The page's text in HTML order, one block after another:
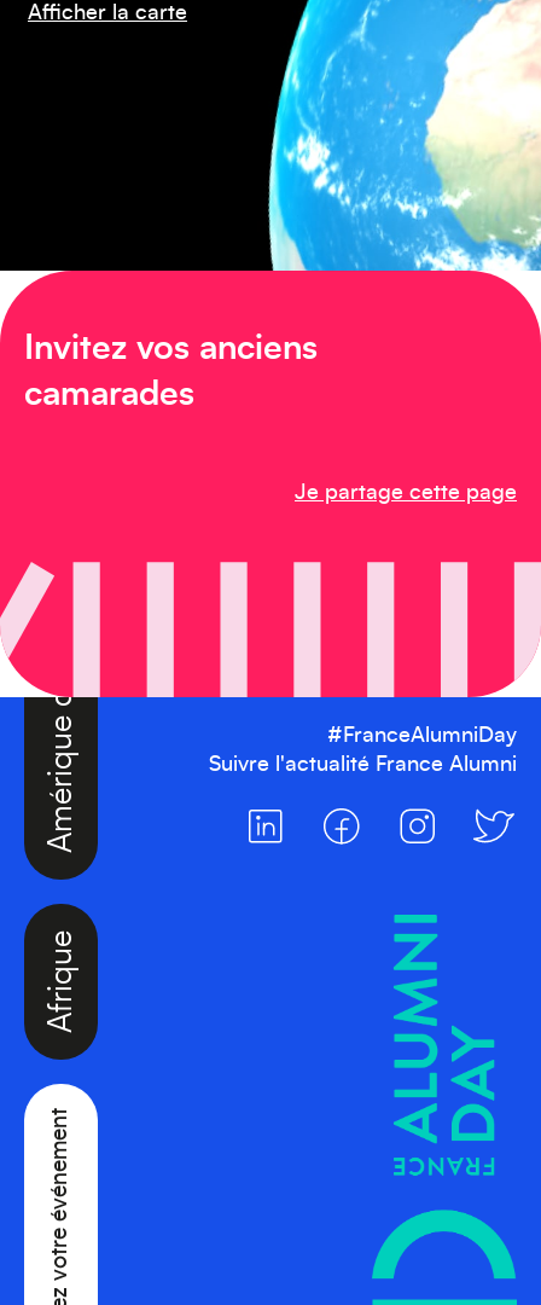
Afficher la carte
Invitez vos anciens
camarades
Je partage cette page
Créez votre événement
Afrique
Amérique du Nord
Amérique du Sud
#FranceAlumniDay
Suivre l'actualité France Alumni